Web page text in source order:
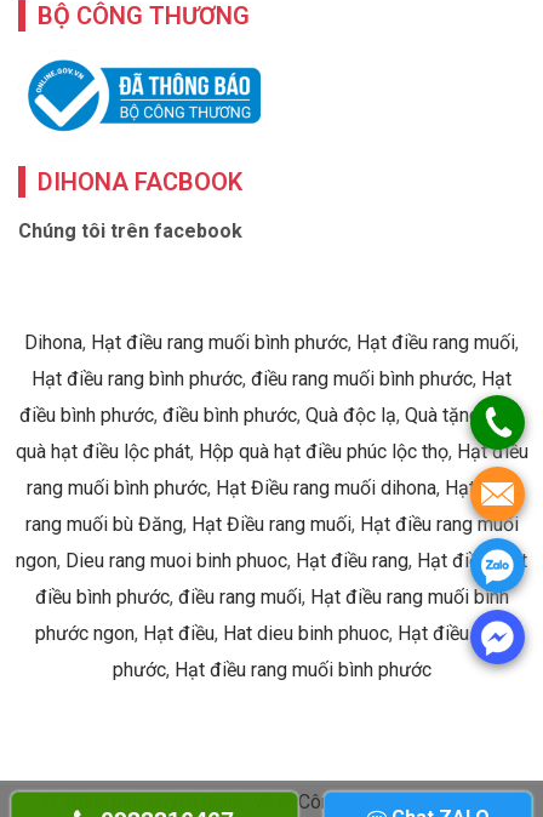
BỘ CÔNG THƯƠNG
DIHONA FACBOOK
Chúng tôi trên facebook
Dihona, Hạt điều rang muối bình phước, Hạt điều rang muối,
Hạt điều rang bình phước, điều rang muối bình phước, Hạt
điều bình phước, điều bình phước, Quà độc lạ, Quà tặng ,Hộp
quà hạt điều lộc phát, Hộp quà hạt điều phúc lộc thọ, Hạt điều
rang muối bình phước, Hạt Điều rang muối dihona, Hạt Điều
rang muối bù Đăng, Hạt Điều rang muối, Hạt điều rang muối
ngon, Dieu rang muoi binh phuoc, Hạt điều rang, Hạt điều,Hạt
điều bình phước, điều rang muối, Hạt điều rang muối bình
phước ngon, Hạt điều, Hat dieu binh phuoc, Hạt điều bình
phước, Hạt điều rang muối bình phước
© 2026 Bản quyền thuộc về © Công ty TNHH Dihona ©